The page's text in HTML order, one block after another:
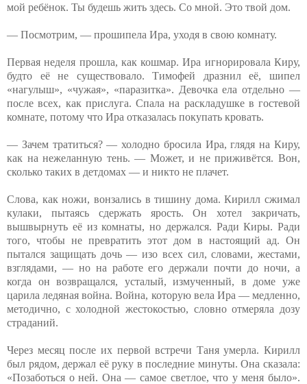
мой ребёнок. Ты будешь жить здесь. Со мной. Это твой дом.
— Посмотрим, — прошипела Ира, уходя в свою комнату.
Первая неделя прошла, как кошмар. Ира игнорировала Киру,
будто её не существовало. Тимофей дразнил её, шипел
«нагулыш», «чужая», «паразитка». Девочка ела отдельно —
после всех, как прислуга. Спала на раскладушке в гостевой
комнате, потому что Ира отказалась покупать кровать.
— Зачем тратиться? — холодно бросила Ира, глядя на Киру,
как на нежеланную тень. — Может, и не приживётся. Вон,
сколько таких в детдомах — и никто не плачет.
Слова, как ножи, вонзались в тишину дома. Кирилл сжимал
кулаки, пытаясь сдержать ярость. Он хотел закричать,
вышвырнуть её из комнаты, но держался. Ради Киры. Ради
того, чтобы не превратить этот дом в настоящий ад. Он
пытался защищать дочь — изо всех сил, словами, жестами,
взглядами, — но на работе его держали почти до ночи, а
когда он возвращался, усталый, измученный, в доме уже
царила ледяная война. Война, которую вела Ира — медленно,
методично, с холодной жестокостью, словно отмеряла дозу
страданий.
Через месяц после их первой встречи Таня умерла. Кирилл
был рядом, держал её руку в последние минуты. Она сказала:
«Позаботься о ней. Она — самое светлое, что у меня было».